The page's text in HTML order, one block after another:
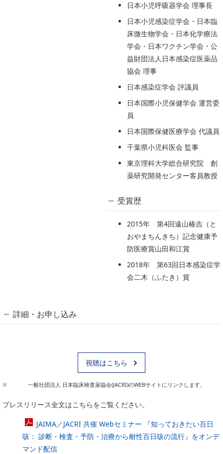
日本小児呼吸器学会 理事長
日本小児感染症学会・日本臨
床微生物学会・日本化学療法
学会・日本ワクチン学会・公
益財団法人日本感染症医薬品
協会 理事
日本感染症学会 評議員
日本国際小児保健学会 運営委
員
日本国際保健医療学会 代議員
千葉県小児科医会 監事
東京理科大学総合研究院 創
薬研究開発センター客員教授
受賞歴
2015年 第4回遠山椿吉（と
おやまちんきち）記念健康予
防医療賞山田和江賞
2018年 第63回日本感染症学
会二木（ふたき）賞
詳細・お申し込み
視聴はこちら
一般社団法人 日本臨床検査薬協会(JACRI)のWEBサイトにリンクします。
プレスリリース全文はこちらをご覧ください。
JAIMA／JACRI 共催 Webセミナー 『知っておきたい百日
咳： 診断・検査・予防・治療から耐性百日咳の流行』をオンデ
マンド配信